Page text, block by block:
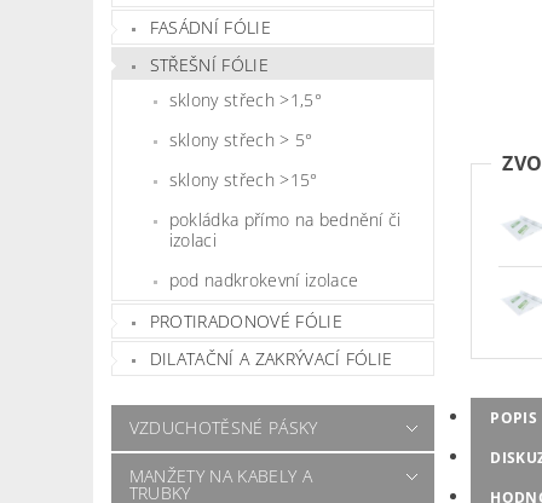
FASÁDNÍ FÓLIE
STŘEŠNÍ FÓLIE
sklony střech >1,5°
sklony střech > 5°
sklony střech >15°
pokládka přímo na bednění či
izolaci
pod nadkrokevní izolace
PROTIRADONOVÉ FÓLIE
DILATAČNÍ A ZAKRÝVACÍ FÓLIE
VZDUCHOTĚSNÉ PÁSKY
MANŽETY NA KABELY A
TRUBKY
POPIS